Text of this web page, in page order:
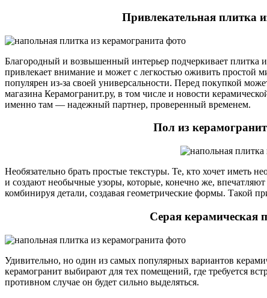
Привлекательная плитка
Благородный и возвышенный интерьер подчеркивает плитка
привлекает внимание и может с легкостью оживить простой
популярен из-за своей универсальности. Перед покупкой
магазина Керамогранит.ру, в том числе и новости
именно там — надежный партнер, проверенный временем.
Пол из
Необязательно брать простые текстуры. Те, кто хочет иметь
и создают необычные узоры, которые, конечно же,
комбинируя детали, создавая геометрические формы. Такой
Серая керамическая
Удивительно, но один из самых популярных вариантов
керамогранит выбирают для тех помещений, где требуется
противном случае он будет сильно выделяться.